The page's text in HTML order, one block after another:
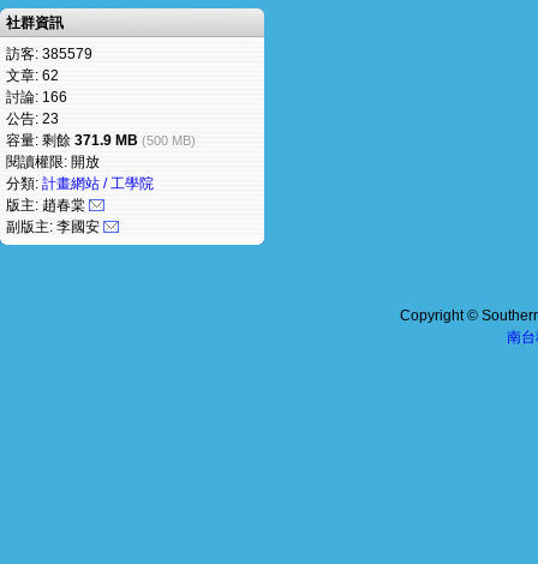
社群資訊
訪客: 385579
文章: 62
討論: 166
公告: 23
容量: 剩餘 371.9 MB (500 MB)
閱讀權限: 開放
分類: 計畫網站 / 工學院
版主: 趙春棠
副版主: 李國安
Copyright ©
南